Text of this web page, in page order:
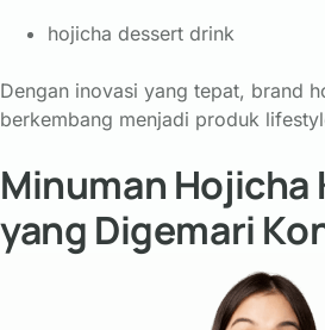
hojicha dessert drink
Dengan inovasi yang tepat, brand
berkembang menjadi produk
Minuman Hojicha
yang Digemari